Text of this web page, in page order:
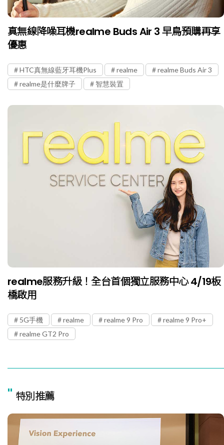
真無線降噪耳機realme Buds Air 3 早鳥預購再享
優惠
HTC真無線藍牙耳機Plus realme
realme Buds Air 3
realme是什麼牌子
智慧裝置
realme服務升級！全台首個獨立服務中心 4/19板
橋啟用
5G手機 realme realme 9 Pro
realme 9 Pro+
realme GT2 Pro
" 特別推薦